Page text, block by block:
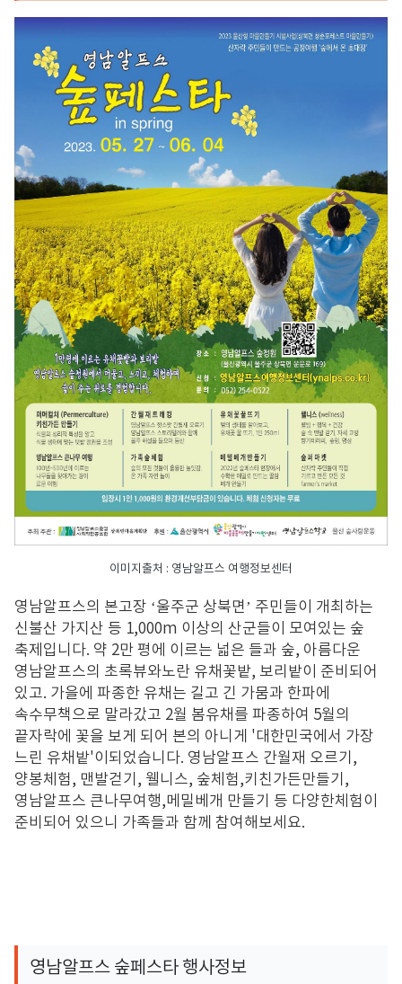
이미지출처 : 영남알프스 여행정보센터
영남알프스의 본고장 ‘울주군 상북면’ 주민들이 개최하는
신불산 가지산 등 1,000m 이상의 산군들이 모여있는 숲
축제입니다. 약 2만 평에 이르는 넓은 들과 숲, 아름다운
영남알프스의 초록뷰와노란 유채꽃밭, 보리밭이 준비되어
있고. 가을에 파종한 유채는 길고 긴 가뭄과 한파에
속수무책으로 말라갔고 2월 봄유채를 파종하여 5월의
끝자락에 꽃을 보게 되어 본의 아니게 '대한민국에서 가장
느린 유채밭'이되었습니다. 영남알프스 간월재 오르기 ,
양봉체험, 맨발걷기, 웰니스, 숲체험,키친가든만들기,
영남알프스 큰나무여행,메밀베개 만들기 등 다양한체험이
준비되어 있으니 가족들과 함께 참여해보세요.
영남알프스 숲페스타 행사정보